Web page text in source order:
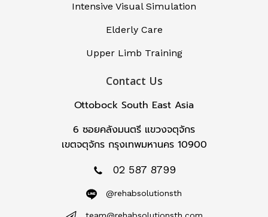
Intensive Visual Simulation
Elderly Care
Upper Limb Training
Contact Us
Ottobock South East Asia
6 ซอยคลังมนตรี แขวงจตุจักร
เขตจตุจักร กรุงเทพมหานคร 10900
02 587 8799
@rehabsolutionsth